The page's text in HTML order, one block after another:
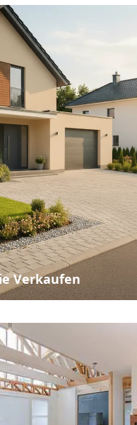
Verkaufen